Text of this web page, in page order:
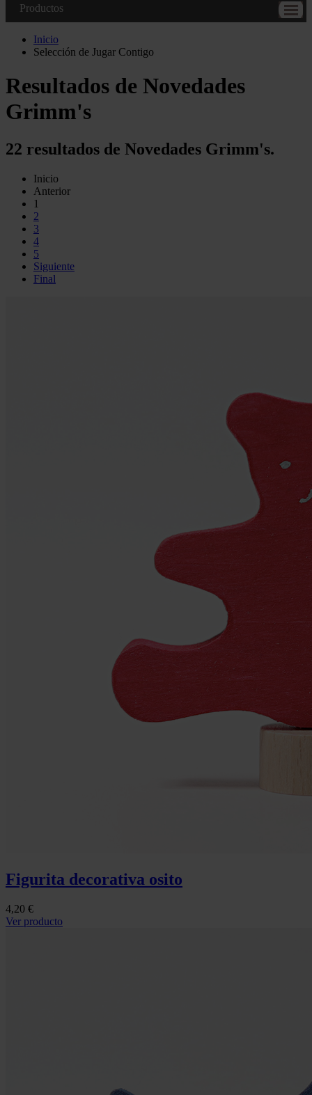
Productos
Inicio
Selección de Jugar Contigo
Resultados de Novedades
Grimm's
22 resultados de Novedades Grimm's.
Inicio
Anterior
1
2
3
4
5
Siguiente
Final
Figurita decorativa osito
4,20 €
Ver producto